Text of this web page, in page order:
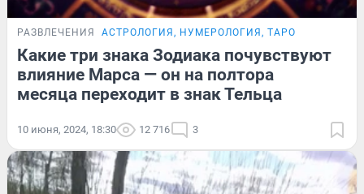
РАЗВЛЕЧЕНИЯ АСТРОЛОГИЯ, НУМЕРОЛОГИЯ, ТАРО
Какие три знака Зодиака почувствуют
влияние Марса — он на полтора
месяца переходит в знак Тельца
10 июня, 2024, 18:30 12 716 3